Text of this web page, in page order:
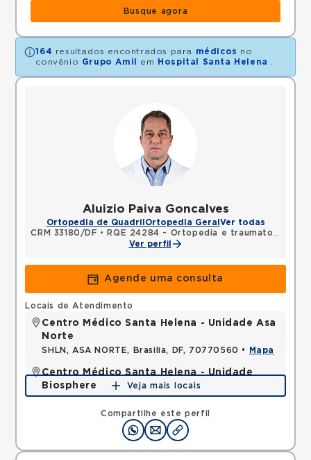
Busque agora
164 resultados encontrados para médicos no
convênio Grupo Amil em Hospital Santa Helena
Aluizio Paiva Goncalves
Ortopedia de Quadril Ortopedia Geral Ver todas
CRM 33180/DF •
RQE 24284 - Ortopedia e traumatologia
Ver perfil
Agende uma consulta
Compartilhe este perfil
Locais de Atendimento
Centro Médico Santa Helena - Unidade Asa
Norte
SHLN, ASA NORTE, Brasilia, DF, 70770560 • Mapa
Centro Médico Santa Helena - Unidade
Biosphere
SHLN, ASA NORTE, Brasilia, DF, 70770560 •Mapa
Veja mais locais